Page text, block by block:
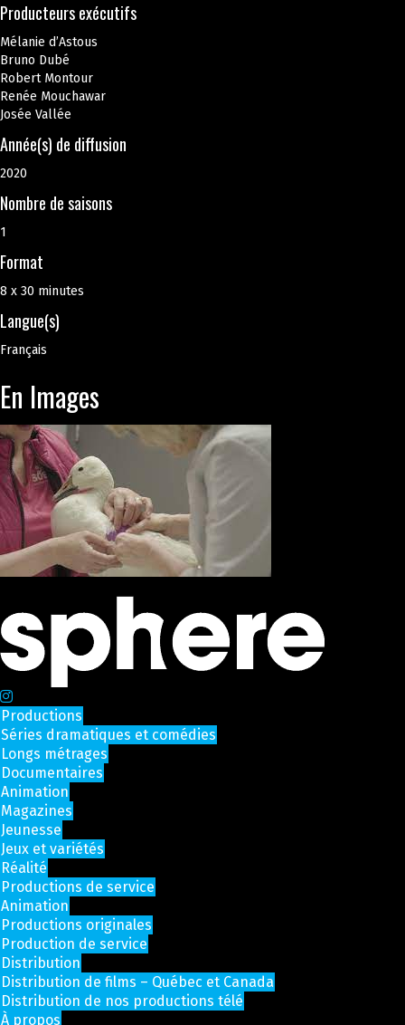
Producteurs exécutifs
Mélanie d’Astous
Bruno Dubé
Robert Montour
Renée Mouchawar
Josée Vallée
Année(s) de diffusion
2020
Nombre de saisons
1
Format
8 x 30 minutes
Langue(s)
Français
En Images
Productions
Séries dramatiques et comédies
Longs métrages
Documentaires
Animation
Magazines
Jeunesse
Jeux et variétés
Réalité
Productions de service
Animation
Productions originales
Production de service
Distribution
Distribution de films – Québec et Canada
Distribution de nos productions télé
À propos